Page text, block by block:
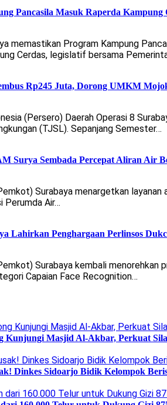
Pancasila Masuk Raperda Kampung
memastikan Program Kampung
Cerdas, legislatif bersama
Rp245 Juta, Dorong UMKM
(Persero) Daerah Operasi 8
(TJSL). Sepanjang Semester…
Surya Sembada Percepat Aliran Air
Surabaya menargetkan
Perumda Air…
Lahirkan Penghargaan Perlinsos
Surabaya kembali
Capaian Face Recognition…
Kunjungi Masjid Al-Akbar, Perkuat
Dinkes Sidoarjo Bidik Kelompok